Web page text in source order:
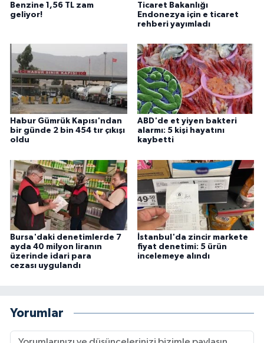
Benzine 1,56 TL zam
geliyor!
Ticaret Bakanlığı
Endonezya için e ticaret
rehberi yayımladı
Habur Gümrük Kapısı'ndan
bir günde 2 bin 454 tır çıkışı
oldu
ABD'de et yiyen bakteri
alarmı: 5 kişi hayatını
kaybetti
Bursa'daki denetimlerde 7
ayda 40 milyon liranın
üzerinde idari para
cezası uygulandı
İstanbul'da zincir markete
fiyat denetimi: 5 ürün
incelemeye alındı
Yorumlar